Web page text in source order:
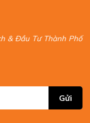
& Đầu Tư Thành Phố
Gửi